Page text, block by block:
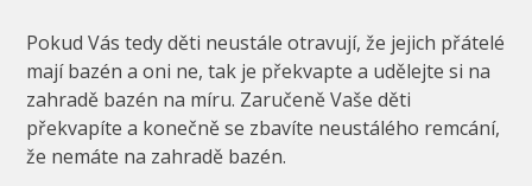
Pokud Vás tedy děti neustále otravují, že jejich přátelé
mají bazén a oni ne, tak je překvapte a udělejte si na
zahradě bazén na míru. Zaručeně Vaše děti
překvapíte a konečně se zbavíte neustálého remcání,
že nemáte na zahradě bazén.